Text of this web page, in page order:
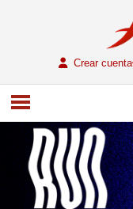
Crear cuenta